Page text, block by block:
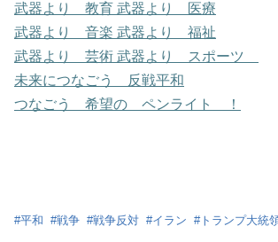
武器より 教育 武器より 医療
武器より 音楽 武器より 福祉
武器より 芸術 武器より スポーツ
未来につなごう 反戦平和
つなごう 希望の ペンライト ！
#平和 #戦争 #戦争反対 #イラン #トランプ大統